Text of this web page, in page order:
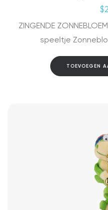
$
ZINGENDE
speeltje
TOEVOEGEN